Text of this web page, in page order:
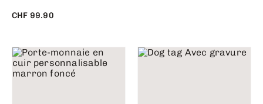
CHF 99.90